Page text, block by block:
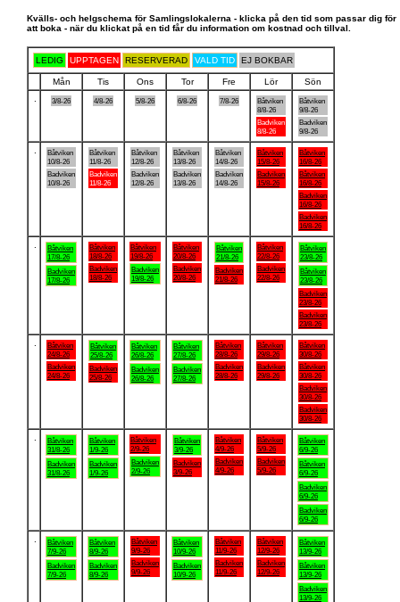
Kvälls- och helgschema för Samlingslokalerna - klicka på den tid som passar dig för
att boka - när du klickat på en tid får du information om kostnad och tillval.
LEDIG UPPTAGEN RESERVERAD VALD TID EJ BOKBAR
Mån Tis Ons Tor Fre Lör
Sön
3/8-26 4/8-26 5/8-26 6/8-26 7/8-26
Båtviken
8/8-26
Badviken
8/8-26
Båtviken
9/8-26
Badviken
9/8-26
Båtviken
10/8-26
Badviken
10/8-26
Båtviken
11/8-26
Badviken
11/8-26
Båtviken
12/8-26
Badviken
12/8-26
Båtviken
13/8-26
Badviken
13/8-26
Båtviken
14/8-26
Badviken
14/8-26
Båtviken
15/8-26
Badviken
15/8-26
Båtviken
16/8-26
Båtviken
16/8-26
Badviken
16/8-26
Badviken
16/8-26
Båtviken
17/8-26
Badviken
17/8-26
Båtviken
18/8-26
Badviken
18/8-26
Båtviken
19/8-26
Badviken
19/8-26
Båtviken
20/8-26
Badviken
20/8-26
Båtviken
21/8-26
Badviken
21/8-26
Båtviken
22/8-26
Badviken
22/8-26
Båtviken
23/8-26
Båtviken
23/8-26
Badviken
23/8-26
Badviken
23/8-26
Båtviken
24/8-26
Badviken
24/8-26
Båtviken
25/8-26
Badviken
25/8-26
Båtviken
26/8-26
Badviken
26/8-26
Båtviken
27/8-26
Badviken
27/8-26
Båtviken
28/8-26
Badviken
28/8-26
Båtviken
29/8-26
Badviken
29/8-26
Båtviken
30/8-26
Båtviken
30/8-26
Badviken
30/8-26
Badviken
30/8-26
Båtviken
31/8-26
Badviken
31/8-26
Båtviken
1/9-26
Badviken
1/9-26
Båtviken
2/9-26
Badviken
2/9-26
Båtviken
3/9-26
Badviken
3/9-26
Båtviken
4/9-26
Badviken
4/9-26
Båtviken
5/9-26
Badviken
5/9-26
Båtviken
6/9-26
Båtviken
6/9-26
Badviken
6/9-26
Badviken
6/9-26
Båtviken
7/9-26
Badviken
7/9-26
Båtviken
8/9-26
Badviken
8/9-26
Båtviken
9/9-26
Badviken
9/9-26
Båtviken
10/9-26
Badviken
10/9-26
Båtviken
11/9-26
Badviken
11/9-26
Båtviken
12/9-26
Badviken
12/9-26
Båtviken
13/9-26
Båtviken
13/9-26
Badviken
13/9-26